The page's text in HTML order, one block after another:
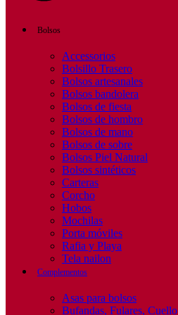
Bolsos
Accessorios
Bolsillo Trasero
Bolsos artesanales
Bolsos bandolera
Bolsos de fiesta
Bolsos de hombro
Bolsos de mano
Bolsos de sobre
Bolsos Piel Natural
Bolsos sintéticos
Carteras
Corcho
Hobos
Mochilas
Porta móviles
Rafia y Playa
Tela nailon
Complementos
Asas para bolsos
Bufandas, Fulares, Cuello